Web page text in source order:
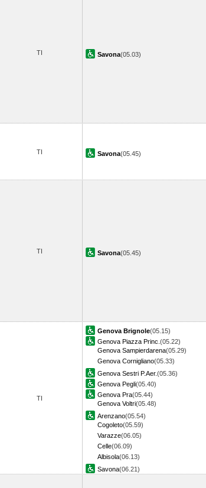
TI Savona(05.03)
TI Savona(05.45)
TI Savona(05.45)
TI
Genova Brignole(05.15)
Genova Piazza Princ. (05.22)
Genova Sampierdarena(05.29)
Genova Cornigliano(05.33)
Genova Sestri P.Aer.(05.36)
Genova Pegli(05.40)
Genova Pra(05.44)
Genova Voltri(05.48)
Arenzano(05.54)
Cogoleto(05.59)
Varazze(06.05)
Celle(06.09)
Albisola(06.13)
Savona(06.21)